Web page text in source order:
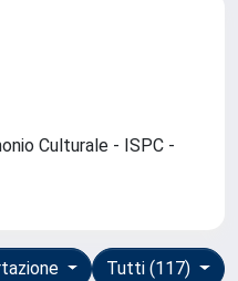
Culturale - ISPC -
Tutti (117)